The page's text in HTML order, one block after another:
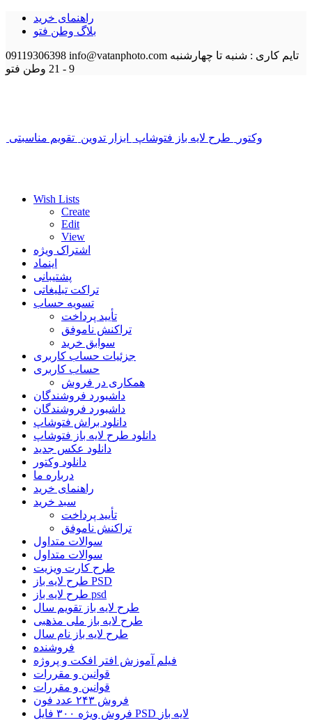
راهنمای خرید
بلاگ وطن فتو
09119306398 info@vatanphoto.com تایم کاری : شنبه تا چهارشنبه
9 - 21
وطن فتو
وکتور طرح لایه باز فتوشاپ ابزار تدوین تقویم مناسبتی
Wish Lists
Create
Edit
View
اشتراک ویژه
اینماد
پشتیبانی
تراکت تبلیغاتی
تسویه حساب
تأیید پرداخت
تراکنش ناموفق
سوابق خرید
جزئیات حساب کاربری
حساب کاربری
همکاری در فروش
داشبورد فروشندگان
داشبورد فروشندگان
دانلود براش فتوشاپ
دانلود طرح لایه باز فتوشاپ
دانلود عکس جدید
دانلود وکتور
درباره ما
راهنمای خرید
سبد خرید
تأیید پرداخت
تراکنش ناموفق
سوالات متداول
سوالات متداول
طرح کارت ویزیت
طرح لایه باز PSD
طرح لایه باز psd
طرح لایه باز تقویم سال
طرح لایه باز ملی مذهبی
طرح لایه باز نام سال
فروشنده
فیلم آموزش افتر افکت و پروژه
قوانین و مقررات
قوانین و مقررات
فروش ۲۴۳ عدد فون
فروش ویژه ۳۰۰ فایل PSD لایه باز